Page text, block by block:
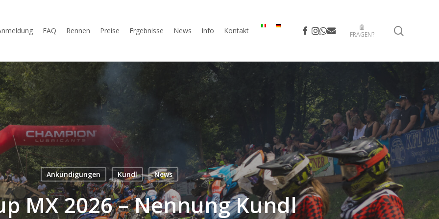
FAQ Rennen Preise Ergebnisse News Info Kontakt facebook
instagram
whatsapp
email
🤖
FRAGEN?
Ankündigungen Kundl News
MX 2026 – Nennung Kundl